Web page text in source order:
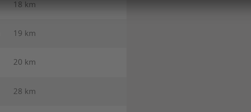
18 km
19 km
20 km
28 km